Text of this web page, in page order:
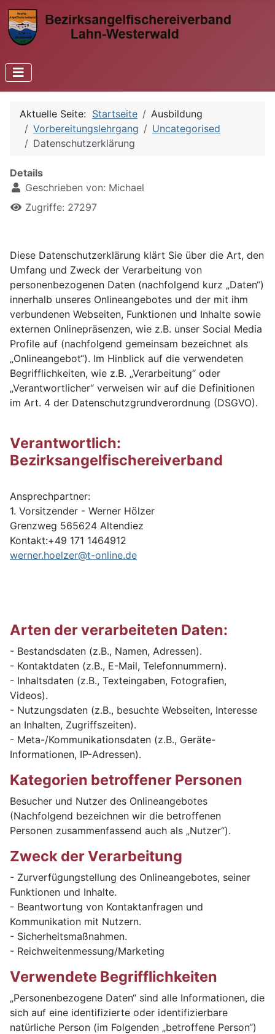
Aktuelle Seite: Startseite
Ausbildung
Vorbereitungslehrgang
Uncategorised
Datenschutzerklärung
Details
Geschrieben von: Michael
Zugriffe: 27297
Diese Datenschutzerklärung klärt Sie über die Art, den
Umfang und Zweck der Verarbeitung von
personenbezogenen Daten (nachfolgend kurz „Daten“)
innerhalb unseres Onlineangebotes und der mit ihm
verbundenen Webseiten, Funktionen und Inhalte sowie
externen Onlinepräsenzen, wie z.B. unser Social Media
Profile auf (nachfolgend gemeinsam bezeichnet als
„Onlineangebot“). Im Hinblick auf die verwendeten
Begrifflichkeiten, wie z.B. „Verarbeitung“ oder
„Verantwortlicher“ verweisen wir auf die Definitionen
im Art. 4 der Datenschutzgrundverordnung (DSGVO).
Verantwortlich:
Bezirksangelfischereiverband
Ansprechpartner:
1. Vorsitzender - Werner Hölzer
Grenzweg 565624 Altendiez
Kontakt:+49 171 1464912
werner.hoelzer@t-online.de
Arten der verarbeiteten Daten:
- Bestandsdaten (z.B., Namen, Adressen).
- Kontaktdaten (z.B., E-Mail, Telefonnummern).
- Inhaltsdaten (z.B., Texteingaben, Fotografien,
Videos).
- Nutzungsdaten (z.B., besuchte Webseiten, Interesse
an Inhalten, Zugriffszeiten).
- Meta-/Kommunikationsdaten (z.B., Geräte-
Informationen, IP-Adressen).
Kategorien betroffener Personen
Besucher und Nutzer des Onlineangebotes
(Nachfolgend bezeichnen wir die betroffenen
Personen zusammenfassend auch als „Nutzer“).
Zweck der Verarbeitung
- Zurverfügungstellung des Onlineangebotes, seiner
Funktionen und Inhalte.
- Beantwortung von Kontaktanfragen und
Kommunikation mit Nutzern.
- Sicherheitsmaßnahmen.
- Reichweitenmessung/Marketing
Verwendete Begrifflichkeiten
„Personenbezogene Daten“ sind alle Informationen, die
sich auf eine identifizierte oder identifizierbare
natürliche Person (im Folgenden „betroffene Person“)